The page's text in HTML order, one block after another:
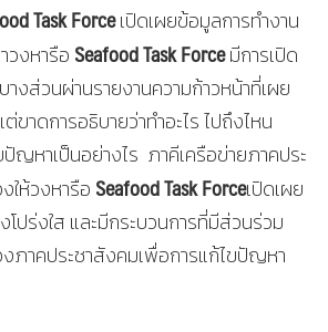
Task Forceเปิดเผยข้อมูลการทำงาน
วงหารือ Seafood Task Forceมีการเปิด
างส่วนผ่านรายงานความก้าวหน้าที่เผย
ขาดการอธิบายว่าทำอะไร ไปถึงไหน
ปัญหาเป็นอย่างไร ภาคีเครือข่ายภาคประ
ให้วงหารือ Seafood Task Forceเปิดเผย
ปร่งใส และมีกระบวนการที่มีส่วนร่วม
ภาคประชาสังคมเพื่อการแก้ไขปัญหา